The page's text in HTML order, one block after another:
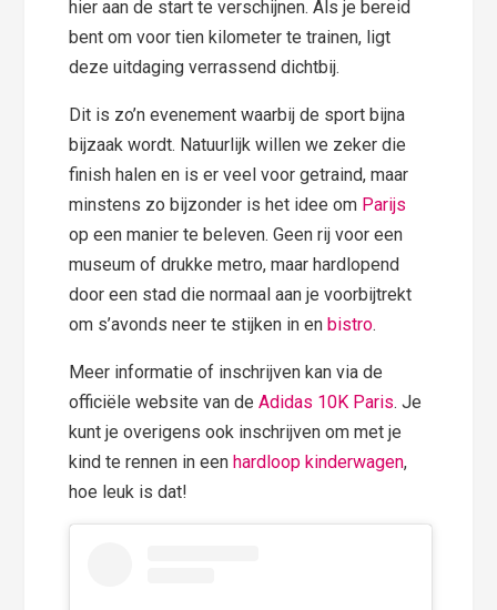
hier aan de start te verschijnen. Als je bereid
bent om voor tien kilometer te trainen, ligt
deze uitdaging verrassend dichtbij.
Dit is zo’n evenement waarbij de sport bijna
bijzaak wordt. Natuurlijk willen we zeker die
finish halen en is er veel voor getraind, maar
minstens zo bijzonder is het idee om Parijs
op een manier te beleven. Geen rij voor een
museum of drukke metro, maar hardlopend
door een stad die normaal aan je voorbijtrekt
om s’avonds neer te stijken in enbistro.
Meer informatie of inschrijven kan via de
officiële website van deAdidas 10K Paris. Je
kunt je overigens ook inschrijven om met je
kind te rennen in eenhardloop kinderwagen,
hoe leuk is dat!